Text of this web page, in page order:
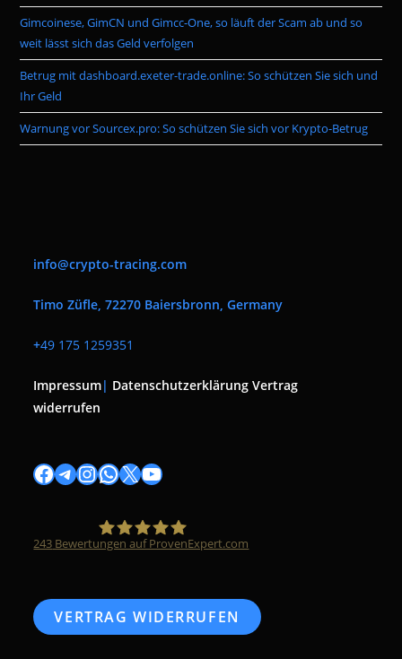
Gimcoinese, GimCN und Gimcc-One, so läuft der Scam ab und so
weit lässt sich das Geld verfolgen
Betrug mit dashboard.exeter-trade.online: So schützen Sie sich und
Ihr Geld
Warnung vor Sourcex.pro: So schützen Sie sich vor Krypto-Betrug
info@crypto-tracing.com
Timo Züfle, 72270 Baiersbronn, Germany
+49 175 1259351
Impressum| Datenschutzerklärung Vertrag
widerrufen
Facebook
Telegram
Instagram
WhatsApp
X YouTube
243 Bewertungen auf ProvenExpert.com
VERTRAG WIDERRUFEN